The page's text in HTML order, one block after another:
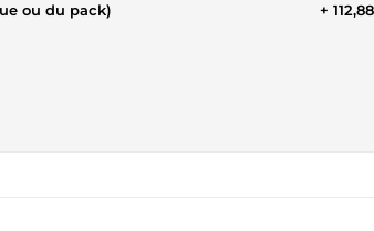
ou du pack) +